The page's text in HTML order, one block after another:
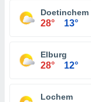
Doetinchem
28° 13°
Elburg
28° 12°
Lochem